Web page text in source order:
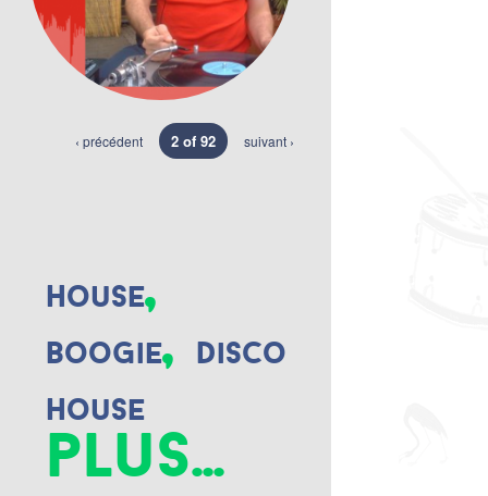
‹ précédent 2 of 92 suivant ›
House,
Boogie,
Disco
House
plus...